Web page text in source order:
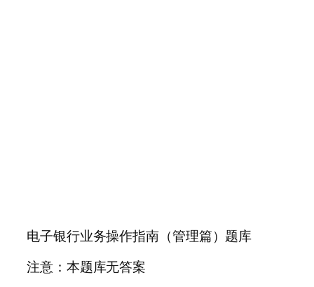
电子银行业务操作指南（管理篇）题库
注意：本题库无答案